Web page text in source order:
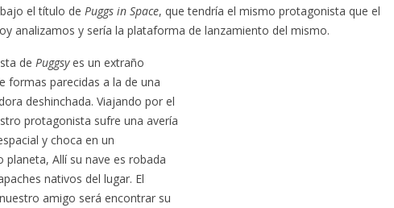
el título de Puggs in Space, que tendría el mismo protagonista que el
analizamos y sería la plataforma de lanzamiento del mismo.
de Puggsyes un extraño
formas parecidas a la de una
deshinchada. Viajando por el
protagonista sufre una avería
y choca en un
planeta, Allí su nave es robada
nativos del lugar. El
amigo será encontrar su